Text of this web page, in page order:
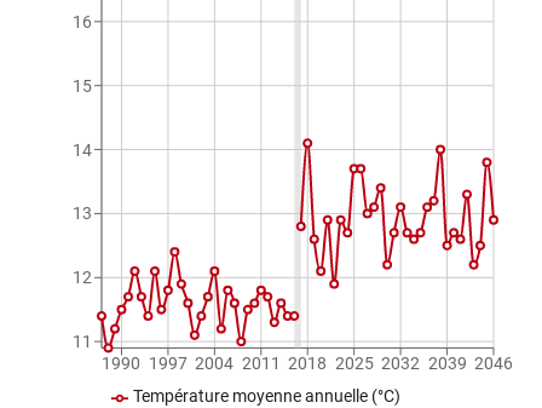
1990 1997 2004 2011 2018 2025 2032 2039 2046
11
12
13
14
15
16
Température moyenne annuelle (°C)